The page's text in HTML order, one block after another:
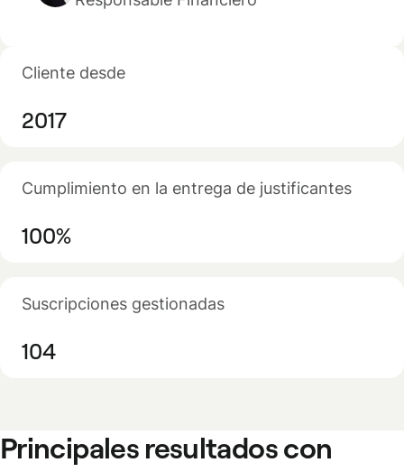
Cliente desde
2017
Cumplimiento en la entrega de justificantes
100%
Suscripciones gestionadas
104
Principales resultados con